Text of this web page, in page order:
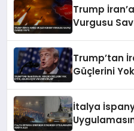
Trump
Vurgusu
Trump’tan
Güçlerini
İtalya